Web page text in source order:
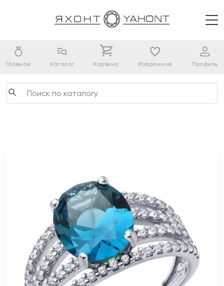
Главная Каталог Корзина Избранное Профиль